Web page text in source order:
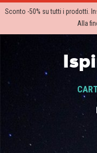
Sconto -50% su tutti i prodotti.
Alla